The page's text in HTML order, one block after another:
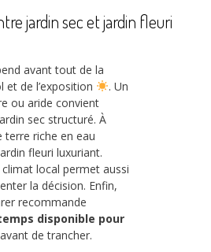
jardin sec et jardin fleuri
avant tout de la
et de l’exposition
. Un
ou aride convient
sec structuré. À
terre riche en eau
fleuri luxuriant.
climat local permet aussi
la décision. Enfin,
recommande
disponible pour
avant de trancher.